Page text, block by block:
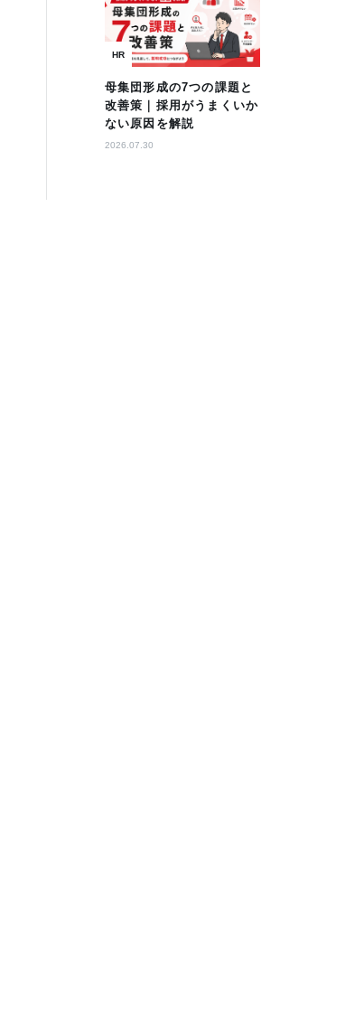
HR
母集団形成の7つの課題と
改善策｜採用がうまくいか
ない原因を解説
2026.07.30